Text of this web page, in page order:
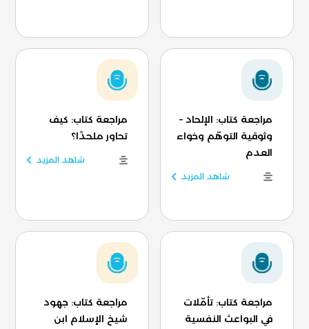
مراجعة كتاب: الإلحاد –
وثوقية التوهّم وخواء
العدم
شاهد المزيد
مراجعة كتاب: كيف
تحاور ملحدًا؟
شاهد المزيد
مراجعة كتاب: تأمّلات
في البواعث النفسية
مراجعة كتاب: جهود
شيخ الإسلام ابن